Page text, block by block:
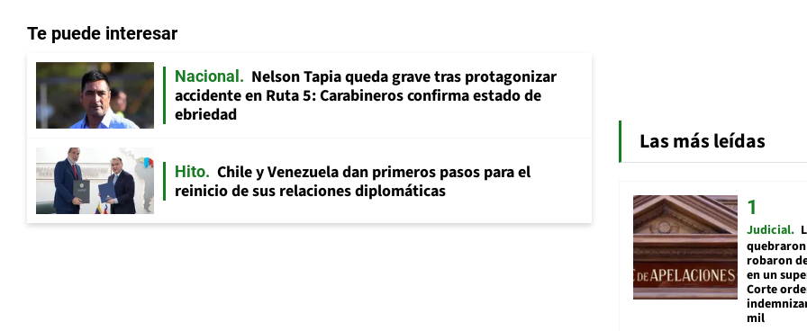
Te puede interesar
Nacional
Nelson Tapia queda grave tras protagonizar
accidente en Ruta 5: Carabineros confirma estado de
ebriedad
Hito
Chile y Venezuela dan primeros pasos para el
reinicio de sus relaciones diplomáticas
Las más leídas
Judicial
robaron
en un
Corte
mil